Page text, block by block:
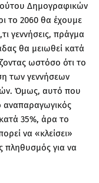
Δημογραφικών
το 2060 θα έχουμε
γεννήσεις, πράγμα
θα μειωθεί κατά
ωστόσο ότι το
των γεννήσεων
Όμως, αυτό που
αναπαραγωγικός
35%, άρα το
να «κλείσει»
πληθυσμός για να